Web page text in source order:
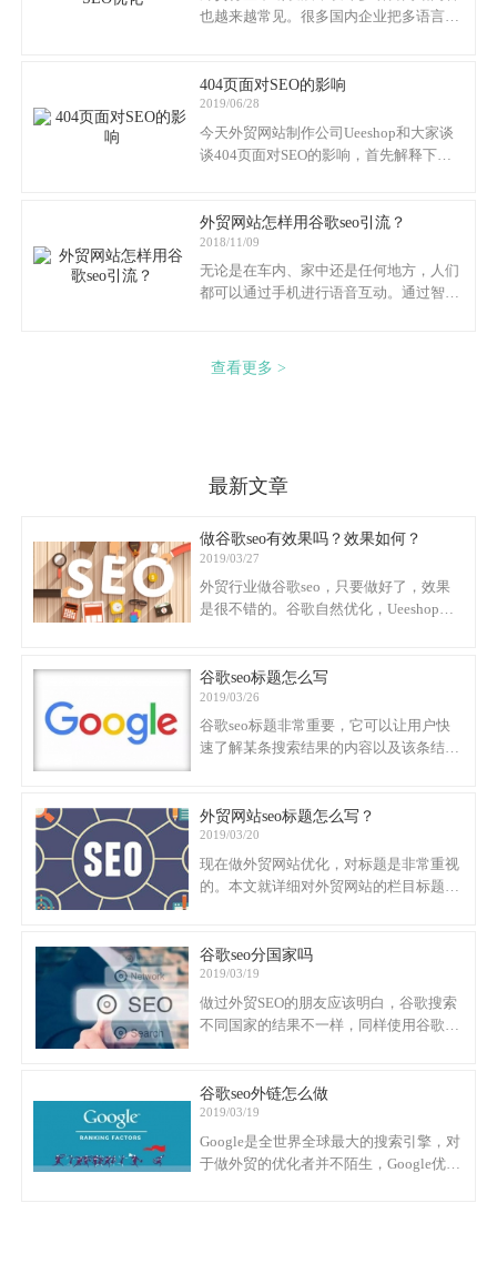
也越来越常见。很多国内企业把多语言网
可以把同样的手法用在其他语言的网站
上。多语言网站怎么做SEO优化？多语言
网站建设Ueeshop跟大家分享下干货。
404页面对SEO的影响
2019/06/28
今天外贸网站制作公司Ueeshop和大家谈
谈404页面对SEO的影响，首先解释下什
打不开的页面，不存在的链接地址，也被
叫做死页面。
外贸网站怎样用谷歌seo引流？
2018/11/09
无论是在车内、家中还是任何地方，人们
都可以通过手机进行语音互动。通过智能
键字研究方式，并考虑更长的长尾关键
查看更多 >
最新文章
做谷歌seo有效果吗？效果如何？
2019/03/27
外贸行业做谷歌seo，只要做好了，效果
是很不错的。谷歌自然优化，Ueeshop认
费排名也就没有了。
谷歌seo标题怎么写
2019/03/26
谷歌seo标题非常重要，它可以让用户快
速了解某条搜索结果的内容以及该条结果
在您的网页上使用高品质的标题非常重
要。
外贸网站seo标题怎么写？
2019/03/20
现在做外贸网站优化，对标题是非常重视
的。本文就详细对外贸网站的栏目标题以
谷歌seo分国家吗
2019/03/19
做过外贸SEO的朋友应该明白，谷歌搜索
不同国家的结果不一样，同样使用谷歌但
同。这是搜索引擎本地化的效果。
谷歌seo外链怎么做
2019/03/19
Google是全世界全球最大的搜索引擎，对
于做外贸的优化者并不陌生，Google优化